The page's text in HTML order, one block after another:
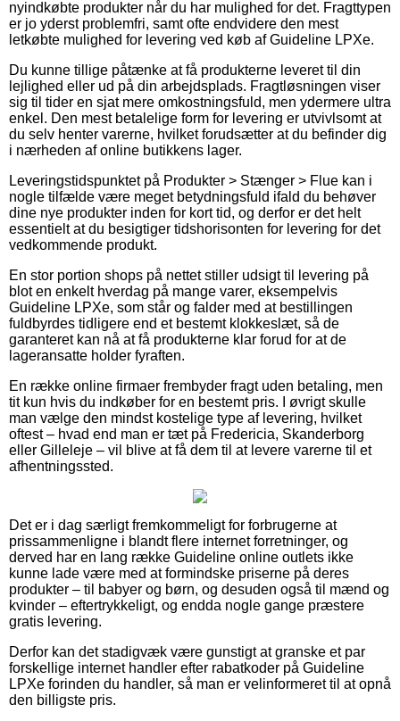
nyindkøbte produkter når du har mulighed for det. Fragttypen
er jo yderst problemfri, samt ofte endvidere den mest
letkøbte mulighed for levering ved køb af Guideline LPXe.
Du kunne tillige påtænke at få produkterne leveret til din
lejlighed eller ud på din arbejdsplads. Fragtløsningen viser
sig til tider en sjat mere omkostningsfuld, men ydermere ultra
enkel. Den mest betalelige form for levering er utvivlsomt at
du selv henter varerne, hvilket forudsætter at du befinder dig
i nærheden af online butikkens lager.
Leveringstidspunktet på Produkter > Stænger > Flue kan i
nogle tilfælde være meget betydningsfuld ifald du behøver
dine nye produkter inden for kort tid, og derfor er det helt
essentielt at du besigtiger tidshorisonten for levering for det
vedkommende produkt.
En stor portion shops på nettet stiller udsigt til levering på
blot en enkelt hverdag på mange varer, eksempelvis
Guideline LPXe, som står og falder med at bestillingen
fuldbyrdes tidligere end et bestemt klokkeslæt, så de
garanteret kan nå at få produkterne klar forud for at de
lageransatte holder fyraften.
En række online firmaer frembyder fragt uden betaling, men
tit kun hvis du indkøber for en bestemt pris. I øvrigt skulle
man vælge den mindst kostelige type af levering, hvilket
oftest – hvad end man er tæt på Fredericia, Skanderborg
eller Gilleleje – vil blive at få dem til at levere varerne til et
afhentningssted.
Det er i dag særligt fremkommeligt for forbrugerne at
prissammenligne i blandt flere internet forretninger, og
derved har en lang række Guideline online outlets ikke
kunne lade være med at formindske priserne på deres
produkter – til babyer og børn, og desuden også til mænd og
kvinder – eftertrykkeligt, og endda nogle gange præstere
gratis levering.
Derfor kan det stadigvæk være gunstigt at granske et par
forskellige internet handler efter rabatkoder på Guideline
LPXe forinden du handler, så man er velinformeret til at opnå
den billigste pris.